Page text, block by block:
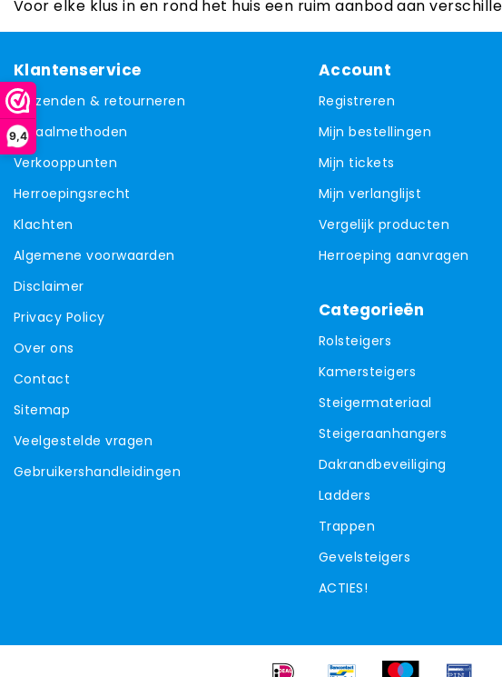
9,4
Voor elke klus in en rond het huis een ruim aanbod aan
Klantenservice
Verzenden & retourneren
Betaalmethoden
Verkooppunten
Herroepingsrecht
Klachten
Algemene voorwaarden
Disclaimer
Privacy Policy
Over ons
Contact
Sitemap
Veelgestelde vragen
Gebruikershandleidingen
Account
Registreren
Mijn bestellingen
Mijn tickets
Mijn verlanglijst
Vergelijk producten
Herroeping aanvragen
Categorieën
Rolsteigers
Kamersteigers
Steigermateriaal
Steigeraanhangers
Dakrandbeveiliging
Ladders
Trappen
Gevelsteigers
ACTIES!